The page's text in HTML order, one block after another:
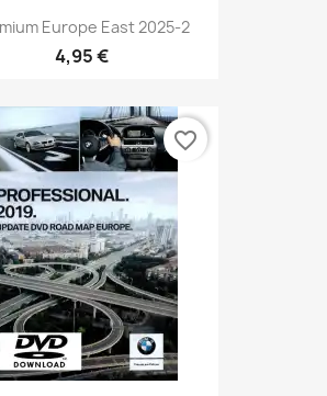
Europe East 2025-2
4,95 €
favorite_border